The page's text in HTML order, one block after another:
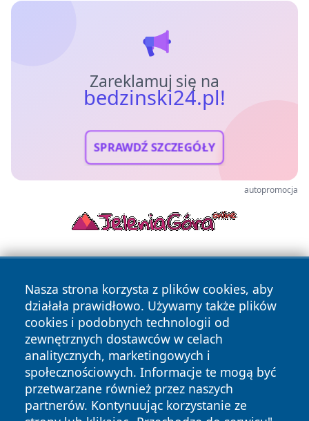
Zareklamuj się na
bedzinski24.pl!
SPRAWDŹ SZCZEGÓŁY
autopromocja
Nasza strona korzysta z plików cookies, aby
działała prawidłowo. Używamy także plików
cookies i podobnych technologii od
zewnętrznych dostawców w celach
analitycznych, marketingowych i
społecznościowych. Informacje te mogą być
przetwarzane również przez naszych
partnerów. Kontynuując korzystanie ze
Copyright © 2026 bedzinski24.pl Wszystkie prawa
zastrzeżone.
News Autorzy
Polityka
Polityka